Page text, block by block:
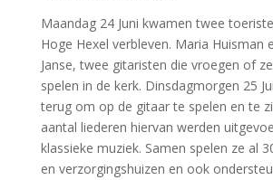
Maandag 24 Juni kwamen twee
Hoge Hexel verbleven. Maria Huisman
Janse, twee gitaristen die vroegen of
spelen in de kerk. Dinsdagmorgen 25
terug om op de gitaar te spelen en te
aantal liederen hiervan werden
klassieke muziek. Samen spelen ze al
en verzorgingshuizen en ook